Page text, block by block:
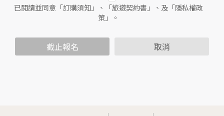
二、個人資料的蒐集、處理及利用方式
當您造訪本網站或使用本網站所提供之功能服務時，我們將視
範圍內處理及利用您的個人資料；非經您書面同意，本網站不
會將個人資料用於其他用途。
已閱讀並同意「訂購須知」、「旅遊契約書」、及「隱私權政
策」。
截止報名 取消